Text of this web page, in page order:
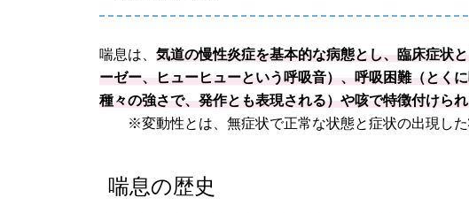
喘息は、気道の慢性炎症を基本的な病態とし、臨床症状
ーゼー、ヒューヒューという呼吸音）、呼吸困難（とく
種々の強さで、発作とも表現される）や咳で特徴付けら
※変動性とは、無症状で正常な状態と症状の出現した
喘息の歴史